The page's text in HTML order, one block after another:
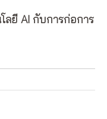
ลยี AI กับการก่อการ